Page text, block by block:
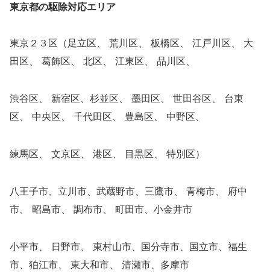
東京都の駆除対応エリア
東京２３区（足立区、 荒川区、 板橋区、 江戸川区、 大
田区、 葛飾区、 北区、 江東区、 品川区、
渋谷区、 新宿区、杉並区、 墨田区、 世田谷区、 台東
区、 中央区、 千代田区、 豊島区、 中野区、
練馬区、 文京区、 港区、 目黒区、 特別区）
八王子市、立川市、武蔵野市、三鷹市、 青梅市、 府中
市、 昭島市、 調布市、 町田市、小金井市
小平市、 日野市、 東村山市、国分寺市、国立市、福生
市、狛江市、 東大和市、 清瀬市、多摩市